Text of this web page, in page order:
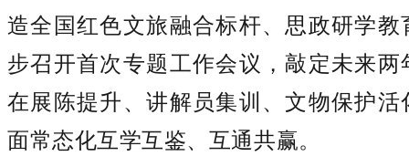
造全国红色文旅融合标杆、思政研学
步召开首次专题工作会议，敲定未来
在展陈提升、讲解员集训、文物保护
面常态化互学互鉴、互通共赢。